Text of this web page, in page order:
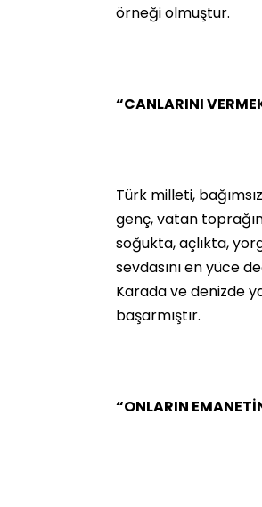
örneği olmuştur.
“CANLARINI
Türk milleti,
genç, vatan
soğukta, açlıkta,
sevdasını en yüce
Karada ve denizde
başarmıştır.
“ONLARIN